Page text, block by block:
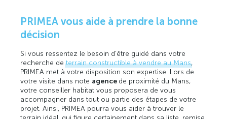
PRIMEA vous aide à prendre la bonne
décision
Si vous ressentez le besoin d’être guidé dans votre
recherche deterrain constructible à vendre au Mans,
PRIMEA met à votre disposition son expertise. Lors de
votre visite dans note agence de proximité du Mans,
votre conseiller habitat vous proposera de vous
accompagner dans tout ou partie des étapes de votre
projet. Ainsi, PRIMEA pourra vous aider à trouver le